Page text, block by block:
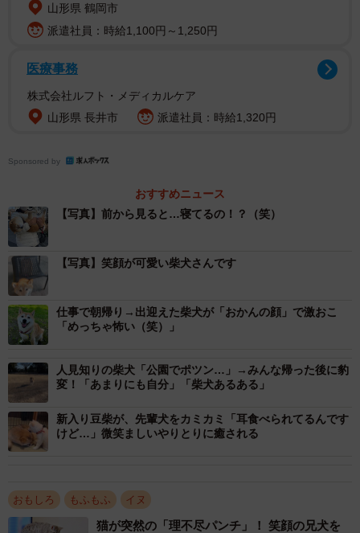
2/3
ん育ち」さん提供）
優しい声かけに「ありがとう」の気持ち
突然「そのワンちゃん大丈夫か？」と声をかけられた時
「別のときも、抱っこしているとすれ違う人が『可愛
い！』と笑顔を向けてくれるんです。親バカですみません
山形県 鶴岡市
派遣社員：時給1,100円～1,250円
医療事務
株式会社ルフト・メディカルケア
山形県 長井市
派遣社員：時給1,320円
Sponsored by
おすすめニュース
【写真】前から見ると…寝てるの！？（笑）
【写真】笑顔が可愛い柴犬さんです
仕事で朝帰り→出迎えた柴犬が「おかんの顔」で激おこ
「めっちゃ怖い（笑）」
人見知りの柴犬「公園でポツン…」→みんな帰った後に豹
変！「あまりにも自分」「柴犬あるある」
新入り豆柴が、先輩犬をカミカミ「耳食べられてるんです
けど…」微笑ましいやりとりに癒される
おもしろ もふもふ イヌ
猫が突然の「理不尽パンチ」！ 笑顔の兄犬を